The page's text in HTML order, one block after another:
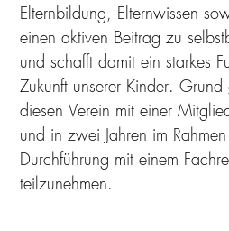
Elternbildung, Elternwissen
einen aktiven Beitrag zu
und schafft damit ein starkes
Zukunft unserer Kinder.
diesen Verein mit einer
und in zwei Jahren im
Durchführung mit einem
teilzunehmen.